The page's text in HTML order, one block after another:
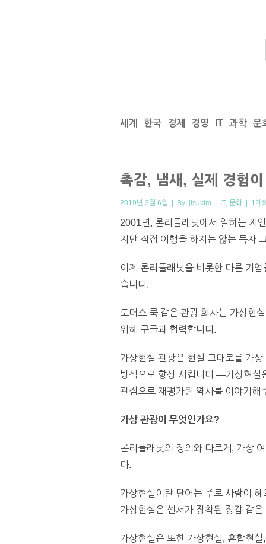
세계 한국 경제 경영 IT 과학 문
촉감, 냄새, 실제 경험
2019년 3월 6일 | By: jisukim | IT, 문화 | 1개
2001년, 론리플래닛에서 일하는 지
지만 직접 여행을 하지는 않는 독자
이제 론리플래닛을 비롯한 다른 기
습니다.
토머스 쿡 같은 관광 회사는 가상현
위해 구글과 협력합니다.
가상현실 관광은 현실 그대로를 가
방식으로 향상 시킵니다 —가상현실
관점으로 재평가된 역사를 이야기해
가상관광이 무엇인가요?
론리플래닛의 정의와 다르게, 가상
다.
가상현실이란 단어는 주로 사람이
가상현실은 센서가 장착된 장갑 같
가상현실은 또한 가상현실, 혼합현